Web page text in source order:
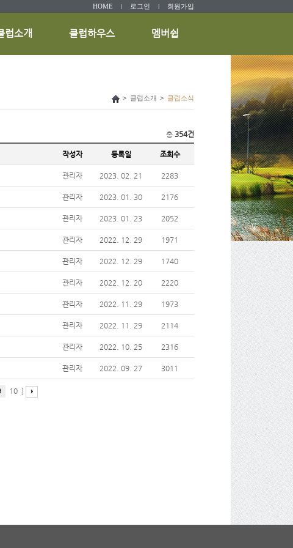
HOME 로그인 회원가입
럽소개 클럽하우스 멤버쉽
> 클럽소개 > 클럽소식
총 354건
작성자 등록일 조회수
관리자 2023. 02. 21 2283
관리자 2023. 01. 30 2176
관리자 2023. 01. 23 2052
관리자 2022. 12. 29 1971
관리자 2022. 12. 29 1740
관리자 2022. 12. 20 2220
관리자 2022. 11. 29 1973
관리자 2022. 11. 29 2114
관리자 2022. 10. 25 2316
관리자 2022. 09. 27 3011
10 ]